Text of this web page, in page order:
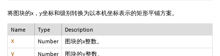
将图块的x，y坐标和级别转换为以本机坐标表示的矩形平铺方案。
Name Type Description
x Number 图块的x整数。
y Number 图块的y整数。